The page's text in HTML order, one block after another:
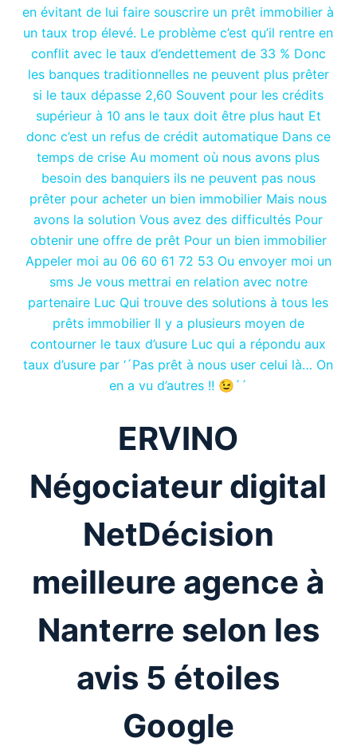
en évitant de lui faire souscrire un prêt immobilier à
un taux trop élevé. Le problème c’est qu’il rentre en
conflit avec le taux d’endettement de 33 % Donc
les banques traditionnelles ne peuvent plus prêter
si le taux dépasse 2,60 Souvent pour les crédits
supérieur à 10 ans le taux doit être plus haut Et
donc c’est un refus de crédit automatique Dans ce
temps de crise Au moment où nous avons plus
besoin des banquiers ils ne peuvent pas nous
prêter pour acheter un bien immobilier Mais nous
avons la solution Vous avez des difficultés Pour
obtenir une offre de prêt Pour un bien immobilier
Appeler moi au 06 60 61 72 53 Ou envoyer moi un
sms Je vous mettrai en relation avec notre
partenaire Luc Qui trouve des solutions à tous les
prêts immobilier Il y a plusieurs moyen de
contourner le taux d’usure Luc qui a répondu aux
taux d’usure par ‘´Pas prêt à nous user celui là… On
en a vu d’autres !! 😉´´
ERVINO
Négociateur digital
NetDécision
meilleure agence à
Nanterre selon les
avis 5 étoiles
Google